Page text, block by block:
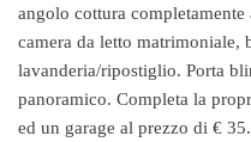
angolo cottura
camera da letto matrimoniale,
lavanderia/ripostiglio. Porta
panoramico. Completa la
ed un garage al prezzo di €